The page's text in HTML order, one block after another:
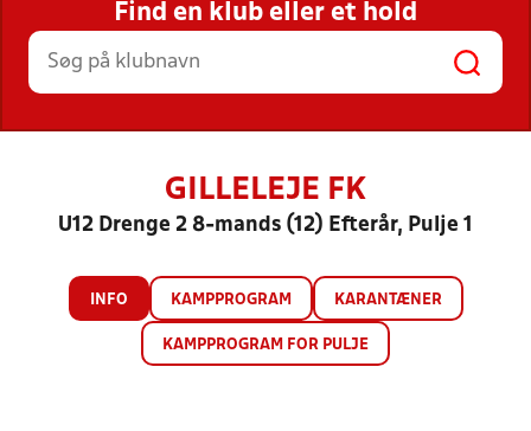
STILLINGER, RESULTATER, KLUBBER OG
HOLD
Find en klub eller et hold
GILLELEJE FK
U12 Drenge 2 8-mands (12) Efterår, Pulje 1
INFO KAMPPROGRAM KARANTÆNER
KAMPPROGRAM FOR PULJE